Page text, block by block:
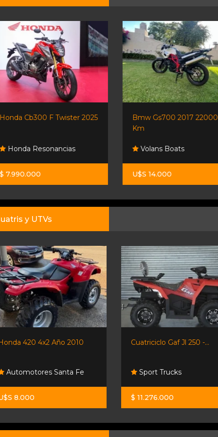
Honda Cb300 F Twister 2025
Honda Resonancias
$ 7.990.000
Bmw Gs700 2017 22000
Km
Volans Boats
U$S 14.000
y UTVs
420 4x2 Año 2010
Automotores Santa Fe
8.000
Cuatriciclo Gaf Jl 250 -...
Sport Trucks
$ 11.276.000